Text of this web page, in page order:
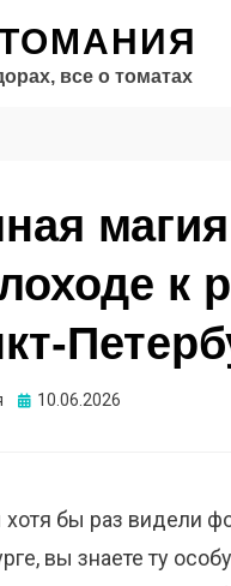
все о томатах
к
Опубликовано
10.06.2026
хотя бы раз видели
вы знаете ту